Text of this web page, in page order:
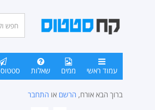
עמוד ראשי ממים שאלות
ברוך הבא אורח, הרשם או התחבר